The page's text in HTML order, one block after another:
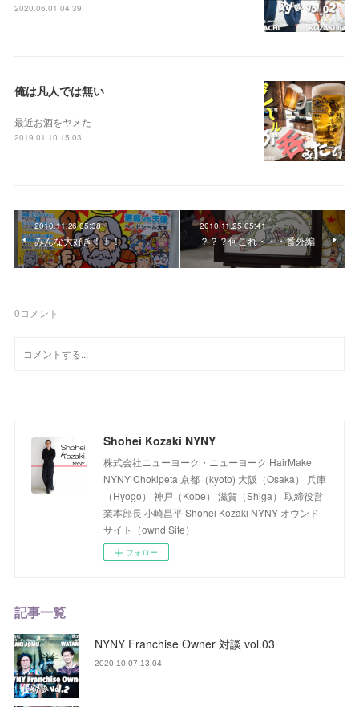
2020.06.01 04:39
俺は凡人では無い
最近お酒をヤメた
2019.01.10 15:03
2010.11.26 05:38
みんな大好き！！！
2010.11.25 05:41
？？？何これ・・・番外編
0コメント
Shohei Kozaki NYNY
株式会社ニューヨーク・ニューヨーク HairMake
NYNY Chokipeta 京都（kyoto) 大阪（Osaka） 兵庫
（Hyogo） 神戸（Kobe） 滋賀（Shiga） 取締役営
業本部長 小崎昌平 Shohei Kozaki NYNY オウンド
サイト（ownd Site）
フォロー
記事一覧
NYNY Franchise Owner 対談 vol.03
2020.10.07 13:04